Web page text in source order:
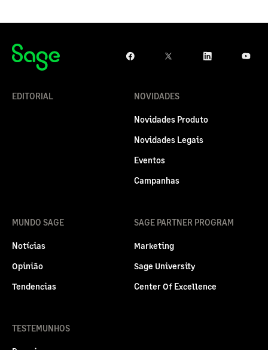
EDITORIAL NOVIDADES
Novidades Produto
Novidades Legais
Eventos
Campanhas
MUNDO SAGE
Notícias
Opinião
Tendencias
SAGE PARTNER PROGRAM
Marketing
Sage University
Center Of Excellence
TESTEMUNHOS